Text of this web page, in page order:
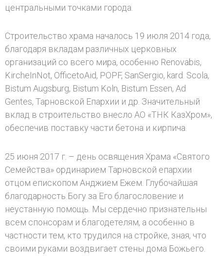
центральными точками города.
Строительство храма началось 19 июля 2014 года,
благодаря вкладам различных церковных
организаций со всего мира, особенно Renovabis,
KircheInNot, OfficetoAid, POPF, SanSergio, kard. Scola,
Bistum Augsburg, Bistum Koln, Bistum Essen, Ad
Gentes, Тарновской Епархии и др. Значительный
вклад в строительство внесло АО «ТНК КазХром»,
обеспечив поставку части бетона и кирпича.
25 июня 2017 г. – день освящения Храма «Святого
Семейства» ординарием Тарновской епархии
отцом епископом Анджием Ежем. Глубочайшая
благодарность Богу за Его благословение и
неустанную помощь. Мы сердечно признательны
всем спонсорам и благодетелям, а особенно в
частности тем, кто трудился на стройке, зная, что
своими руками воздвигает стены дома Божьего.